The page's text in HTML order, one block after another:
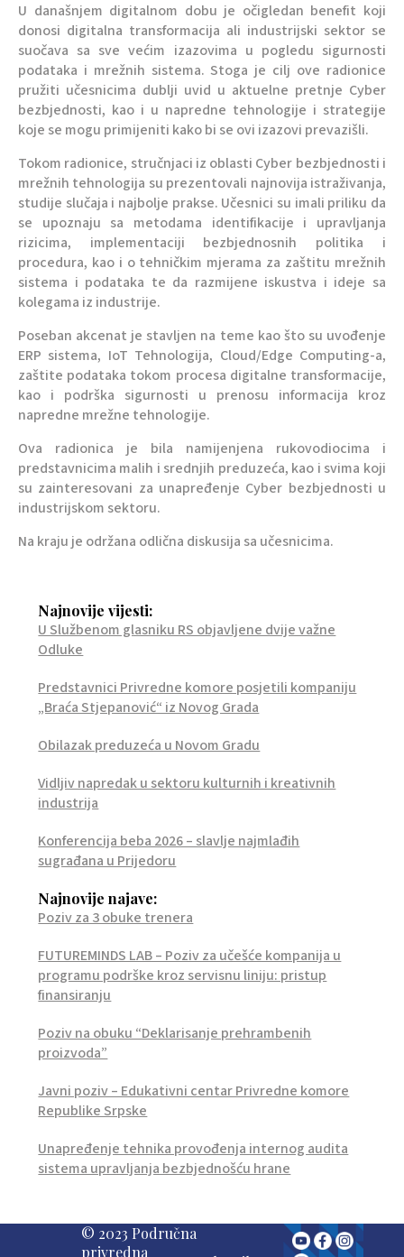
U današnjem digitalnom dobu je očigledan benefit koji
donosi digitalna transformacija ali industrijski sektor se
suočava sa sve većim izazovima u pogledu sigurnosti
podataka i mrežnih sistema. Stoga je cilj ove radionice
pružiti učesnicima dublji uvid u aktuelne pretnje Cyber
bezbjednosti, kao i u napredne tehnologije i strategije
koje se mogu primijeniti kako bi se ovi izazovi prevazišli.
Tokom radionice, stručnjaci iz oblasti Cyber bezbjednosti i
mrežnih tehnologija su prezentovali najnovija istraživanja,
studije slučaja i najbolje prakse. Učesnici su imali priliku da
se upoznaju sa metodama identifikacije i upravljanja
rizicima, implementaciji bezbjednosnih politika i
procedura, kao i o tehničkim mjerama za zaštitu mrežnih
sistema i podataka te da razmijene iskustva i ideje sa
kolegama iz industrije.
Poseban akcenat je stavljen na teme kao što su uvođenje
ERP sistema, IoT Tehnologija, Cloud/Edge Computing-a,
zaštite podataka tokom procesa digitalne transformacije,
kao i podrška sigurnosti u prenosu informacija kroz
napredne mrežne tehnologije.
Ova radionica je bila namijenjena rukovodiocima i
predstavnicima malih i srednjih preduzeća, kao i svima koji
su zainteresovani za unapređenje Cyber bezbjednosti u
industrijskom sektoru.
Na kraju je održana odlična diskusija sa učesnicima.
Najnovije vijesti:
U Službenom glasniku RS objavljene dvije važne
Odluke
Predstavnici Privredne komore posjetili kompaniju
„Braća Stjepanović“ iz Novog Grada
Obilazak preduzeća u Novom Gradu
Vidljiv napredak u sektoru kulturnih i kreativnih
industrija
Konferencija beba 2026 – slavlje najmlađih
sugrađana u Prijedoru
Najnovije najave:
Poziv za 3 obuke trenera
FUTUREMINDS LAB – Poziv za učešće kompanija u
programu podrške kroz servisnu liniju: pristup
finansiranju
Poziv na obuku “Deklarisanje prehrambenih
proizvoda”
Javni poziv – Edukativni centar Privredne komore
Republike Srpske
Unapređenje tehnika provođenja internog audita
sistema upravljanja bezbjednošću hrane
© 2023 Područna
privredna